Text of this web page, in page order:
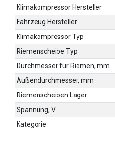
Klimakompressor Hersteller
Fahrzeug Hersteller
Klimakompressor Typ
Riemenscheibe Typ
Durchmesser für Riemen, mm
Außendurchmesser, mm
Riemenscheiben Lager
Spannung, V
Kategorie